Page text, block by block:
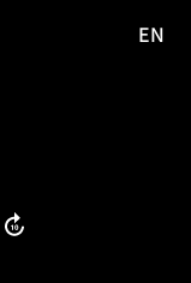
EN